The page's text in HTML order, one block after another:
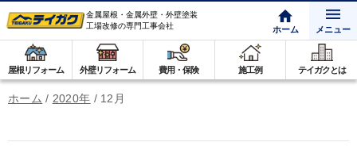
金属屋根・金属外壁・外壁塗装
工場改修の専門工事会社
ホーム メニュー
屋根リフォーム 外壁リフォーム 費用・保険 施工例 テイガクとは
ホーム / 2020年 / 12月